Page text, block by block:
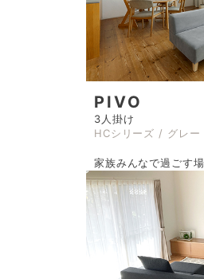
PIVO
3人掛け
HCシリーズ / グレー
家族みんなで過ごす